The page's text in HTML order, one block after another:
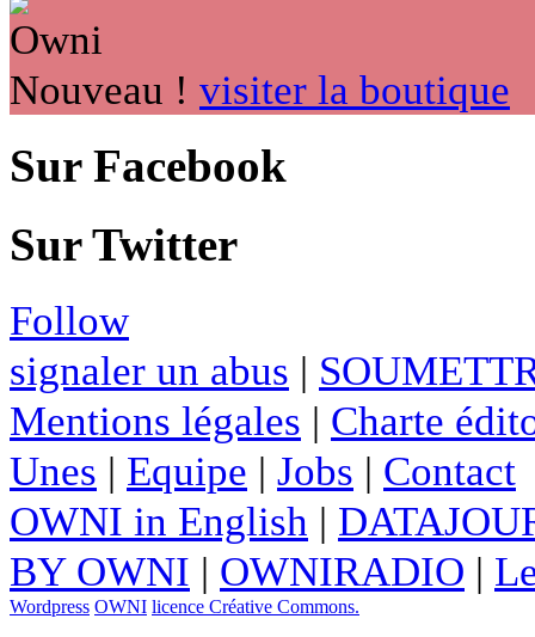
Nouveau ! visiter la boutique
Sur Facebook
Sur Twitter
Follow
signaler un abus |
Mentions légales | Charte
Unes | Equipe | Jobs | Contact
OWNI in English |
BY OWNI | OWNIRADIO |
Wordpress OWNI licence Créative Commons.